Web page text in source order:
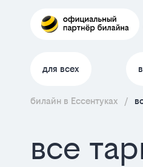
для всех
билайн в Ессентуках /
все